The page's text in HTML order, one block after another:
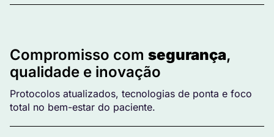
Compromisso com segurança,
qualidade e inovação
Protocolos atualizados, tecnologias de ponta e foco
total no bem-estar do paciente.